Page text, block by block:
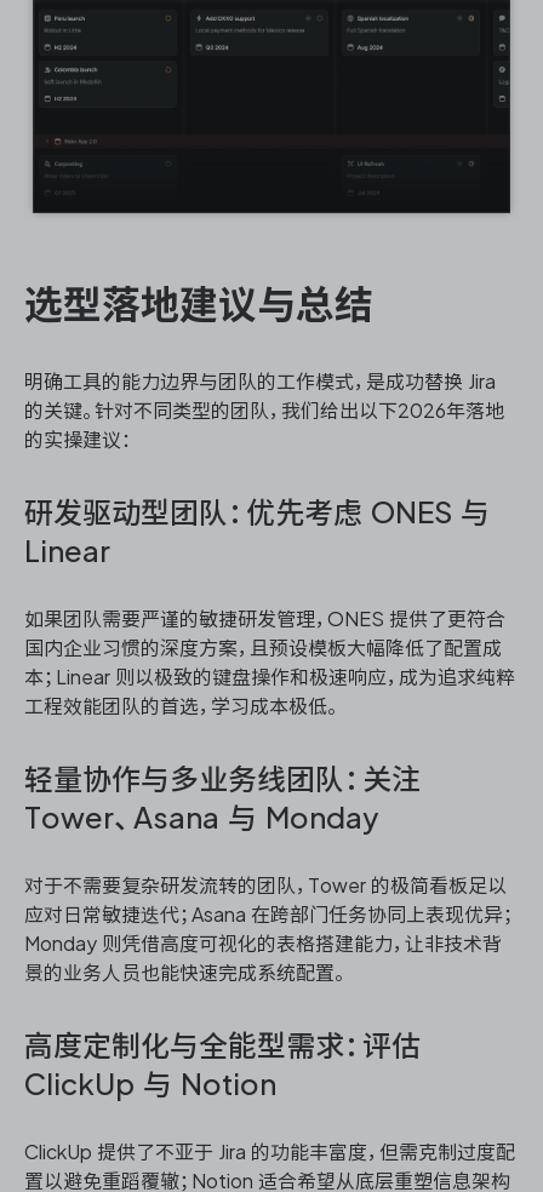
选型落地建议与总结
明确工具的能力边界与团队的工作模式，是成功替换 Jira
的关键。针对不同类型的团队，我们给出以下2026年落地
的实操建议：
研发驱动型团队：优先考虑 ONES 与
Linear
如果团队需要严谨的敏捷研发管理，ONES 提供了更符合
国内企业习惯的深度方案，且预设模板大幅降低了配置成
本；Linear 则以极致的键盘操作和极速响应，成为追求纯粹
工程效能团队的首选，学习成本极低。
轻量协作与多业务线团队：关注
Tower、Asana 与 Monday
对于不需要复杂研发流转的团队，Tower 的极简看板足以
应对日常敏捷迭代；Asana 在跨部门任务协同上表现优异；
Monday 则凭借高度可视化的表格搭建能力，让非技术背
景的业务人员也能快速完成系统配置。
高度定制化与全能型需求：评估
ClickUp 与 Notion
ClickUp 提供了不亚于 Jira 的功能丰富度，但需克制过度配
置以避免重蹈覆辙；Notion 适合希望从底层重塑信息架构